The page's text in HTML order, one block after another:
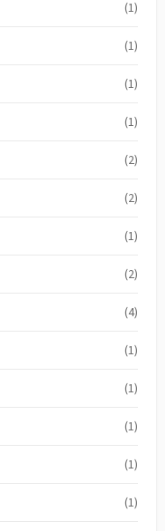
(1)
(1)
(1)
(1)
(2)
(2)
(1)
(2)
(4)
(1)
(1)
(1)
(1)
(1)